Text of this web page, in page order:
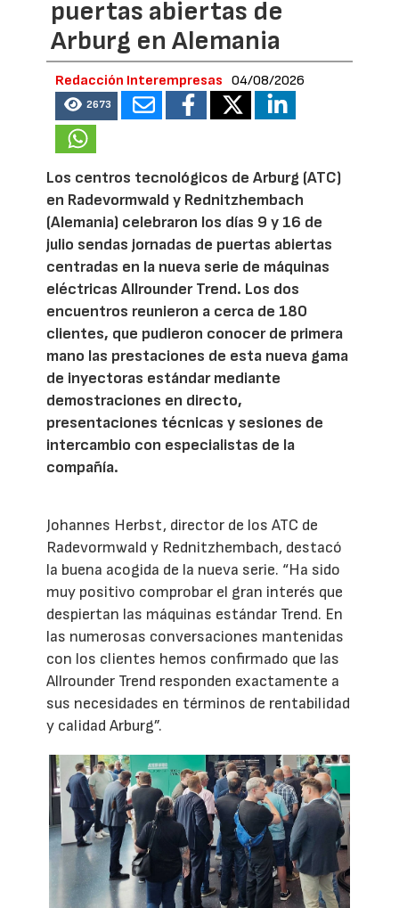
puertas abiertas de
Arburg en Alemania
Redacción Interempresas 04/08/2026
2673
Los centros tecnológicos de Arburg (ATC)
en Radevormwald y Rednitzhembach
(Alemania) celebraron los días 9 y 16 de
julio sendas jornadas de puertas abiertas
centradas en la nueva serie de máquinas
eléctricas Allrounder Trend. Los dos
encuentros reunieron a cerca de 180
clientes, que pudieron conocer de primera
mano las prestaciones de esta nueva gama
de inyectoras estándar mediante
demostraciones en directo,
presentaciones técnicas y sesiones de
intercambio con especialistas de la
compañía.
Johannes Herbst, director de los ATC de
Radevormwald y Rednitzhembach, destacó
la buena acogida de la nueva serie. “Ha sido
muy positivo comprobar el gran interés que
despiertan las máquinas estándar Trend. En
las numerosas conversaciones mantenidas
con los clientes hemos confirmado que las
Allrounder Trend responden exactamente a
sus necesidades en términos de rentabilidad
y calidad Arburg”.